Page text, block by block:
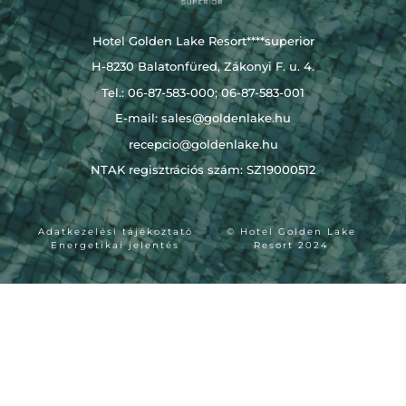
Hotel Golden Lake Resort****superior
H-8230 Balatonfüred, Zákonyi F. u. 4.
Tel.: 06-87-583-000; 06-87-583-001
E-mail: sales@goldenlake.hu
recepcio@goldenlake.hu
NTAK regisztrációs szám: SZ19000512
© Hotel Golden Lake
Resort 2024
Adatkezelési tájékoztató
Energetikai jelentés